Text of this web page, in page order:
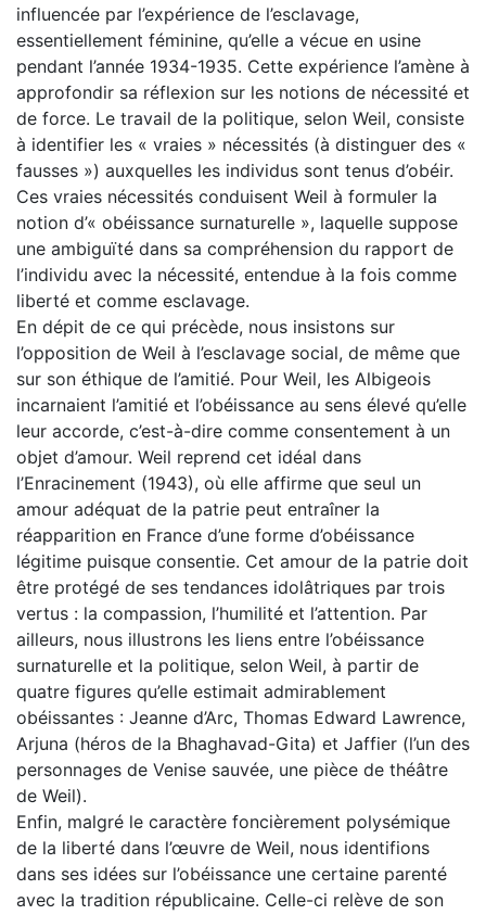
influencée par l’expérience de l’esclavage,
essentiellement féminine, qu’elle a vécue en usine
pendant l’année 1934-1935. Cette expérience l’amène à
approfondir sa réflexion sur les notions de nécessité et
de force. Le travail de la politique, selon Weil, consiste
à identifier les « vraies » nécessités (à distinguer des «
fausses ») auxquelles les individus sont tenus d’obéir.
Ces vraies nécessités conduisent Weil à formuler la
notion d’« obéissance surnaturelle », laquelle suppose
une ambiguïté dans sa compréhension du rapport de
l’individu avec la nécessité, entendue à la fois comme
liberté et comme esclavage.
En dépit de ce qui précède, nous insistons sur
l’opposition de Weil à l’esclavage social, de même que
sur son éthique de l’amitié. Pour Weil, les Albigeois
incarnaient l’amitié et l’obéissance au sens élevé qu’elle
leur accorde, c’est-à-dire comme consentement à un
objet d’amour. Weil reprend cet idéal dans
l’Enracinement (1943), où elle affirme que seul un
amour adéquat de la patrie peut entraîner la
réapparition en France d’une forme d’obéissance
légitime puisque consentie. Cet amour de la patrie doit
être protégé de ses tendances idolâtriques par trois
vertus : la compassion, l’humilité et l’attention. Par
ailleurs, nous illustrons les liens entre l’obéissance
surnaturelle et la politique, selon Weil, à partir de
quatre figures qu’elle estimait admirablement
obéissantes : Jeanne d’Arc, Thomas Edward Lawrence,
Arjuna (héros de la Bhaghavad-Gita) et Jaffier (l’un des
personnages de Venise sauvée, une pièce de théâtre
de Weil).
Enfin, malgré le caractère foncièrement polysémique
de la liberté dans l’œuvre de Weil, nous identifions
dans ses idées sur l’obéissance une certaine parenté
avec la tradition républicaine. Celle-ci relève de son